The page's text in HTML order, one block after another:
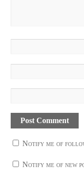
Notify me of
Notify me of new